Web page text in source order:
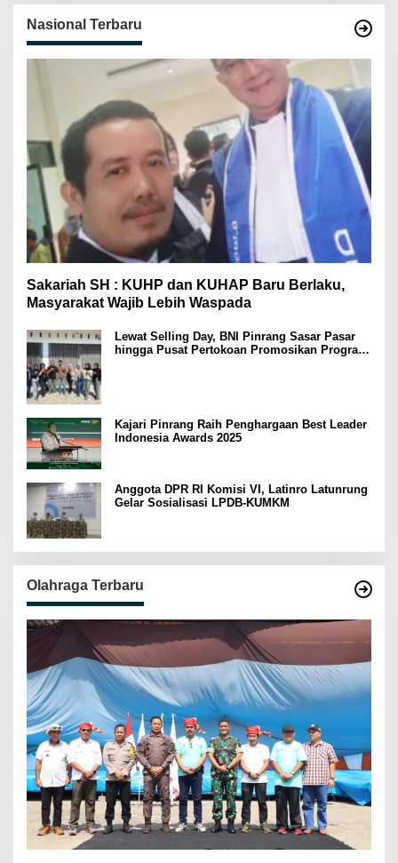
Nasional Terbaru
Sakariah SH : KUHP dan KUHAP Baru Berlaku,
Masyarakat Wajib Lebih Waspada
Lewat Selling Day, BNI Pinrang Sasar Pasar
hingga Pusat Pertokoan Promosikan Program
Kajari Pinrang Raih Penghargaan Best Leader
Indonesia Awards 2025
Anggota DPR RI Komisi VI, Latinro Latunrung
Gelar Sosialisasi LPDB-KUMKM
Olahraga Terbaru